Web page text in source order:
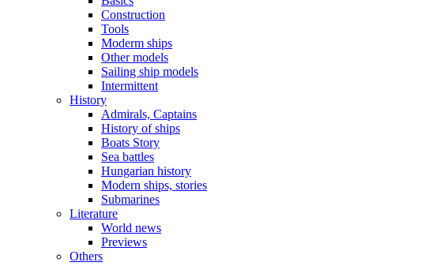
Construction
Tools
Moderm ships
Other models
Sailing ship models
Intermittent
History
Admirals, Captains
History of ships
Boats Story
Sea battles
Hungarian history
Modern ships, stories
Submarines
Literature
World news
Previews
Others